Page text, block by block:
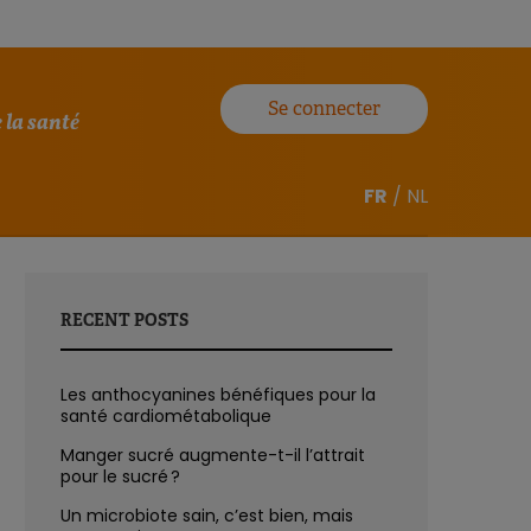
santé
Se connecter
FR / NL
RECENT POSTS
Les anthocyanines bénéfiques pour la
santé cardiométabolique
Manger sucré augmente-t-il l’attrait
pour le sucré ?
Un microbiote sain, c’est bien, mais